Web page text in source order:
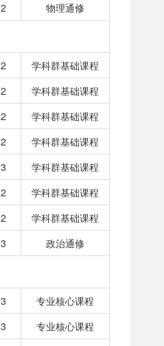
2 物理通修
2
学科群基础课程
2
学科群基础课程
2
学科群基础课程
2
学科群基础课程
3
学科群基础课程
2
学科群基础课程
2
学科群基础课程
3 政治通修
3
专业核心课程
3
专业核心课程